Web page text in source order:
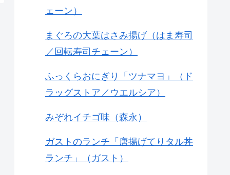
ェーン）
まぐろの大葉はさみ揚げ（はま寿司
／回転寿司チェーン）
ふっくらおにぎり「ツナマヨ」（ド
ラッグストア／ウエルシア）
みぞれイチゴ味（森永）
ガストのランチ「唐揚げてりタル丼
ランチ」（ガスト）